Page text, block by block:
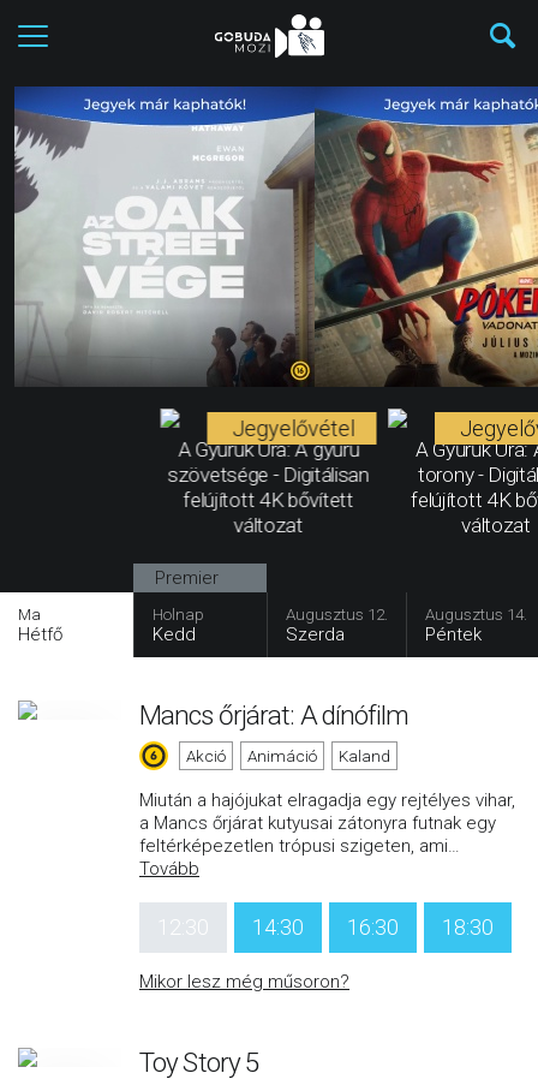
A Gyűrűk Ura: A gyűrű
szövetsége - Digitálisan
felújított 4K bővített
változat
Jegyelővétel
A Gyűrűk Ura:
torony -
felújított 4K
változat
Ma
Hétfő
Premier
Holnap
Kedd
Augusztus 12.
Szerda
Augusztus 14.
Péntek
Mancs őrjárat: A dínófilm
Akció Animáció Kaland
Miután a hajójukat elragadja egy rejtélyes vihar,
a Mancs őrjárat kutyusai zátonyra futnak egy
feltérképezetlen trópusi szigeten, ami…
Tovább
12:30 14:30 16:30 18:30
Mikor lesz még műsoron?
Toy Story 5